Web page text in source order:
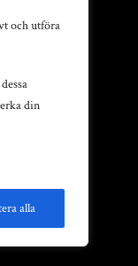
och utföra
din
alla